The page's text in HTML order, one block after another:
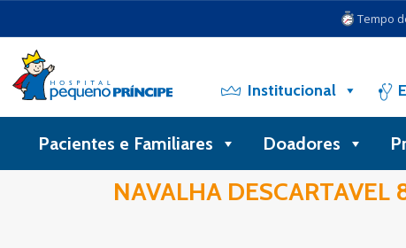
Tempo
Institucional
Pacientes e Familiares Doadores
NAVALHA DESCARTAVEL